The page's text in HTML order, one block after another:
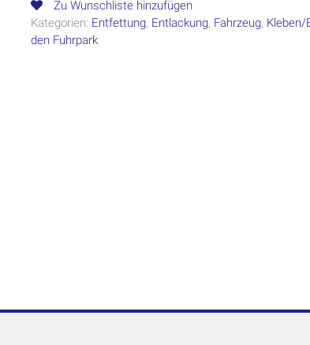
Zu Wunschliste hinzufügen
Kategorien: Entfettung, Entlackung, Fahrzeug, Kleben/
den Fuhrpark